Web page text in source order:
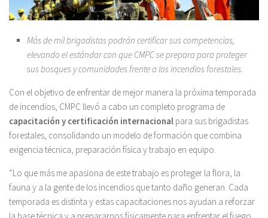
Más de mil brigadistas podrán certificar sus competencias,
elevando el estándar con que CMPC se prepara para proteger
sus bosques y comunidades frente a los incendios forestales.
Con el objetivo de enfrentar de mejor manera la próxima temporada
de incendios, CMPC llevó a cabo un completo programa de
capacitación y certificación internacional para sus brigadistas
forestales, consolidando un modelo de formación que combina
exigencia técnica, preparación física y trabajo en equipo.
“Lo que más me apasiona de este trabajo es proteger la flora, la
fauna y a la gente de los incendios que tanto daño generan. Cada
temporada es distinta y estas capacitaciones nos ayudan a reforzar
la base técnica y a prepararnos físicamente para enfrentar el fuego